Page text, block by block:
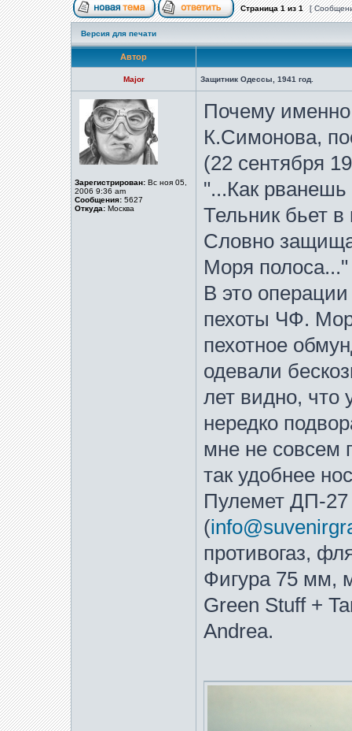
Страница1из1 [
Версия для печати
Автор
Major Защитник Одессы, 1941 год.
Зарегистрирован: Вс ноя 05,
2006 9:36 am
Сообщения: 5627
Откуда: Москва
Почему
К.Симонова,
(22 сентября
"...Как рванешь
Тельник бьет в
Словно
Моря полоса..."
В это
пехоты ЧФ.
пехотное
одевали
лет видно, что
нередко
мне не совсем
так удобнее
Пулемет ДП-27
(
противогаз,
Фигура 75 мм,
Green Stuff +
Andrea.